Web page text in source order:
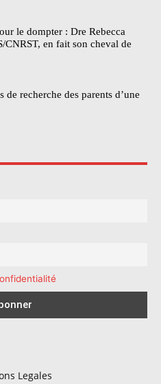
le dompter : Dre Rebecca
CNRST, en fait son cheval de
recherche des parents d’une
Legales